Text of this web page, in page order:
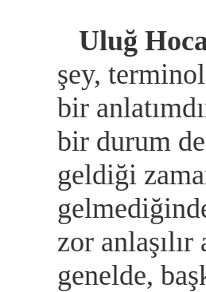
Uluğ
şey,
bir
bir durum
geldiği
zor
genelde,